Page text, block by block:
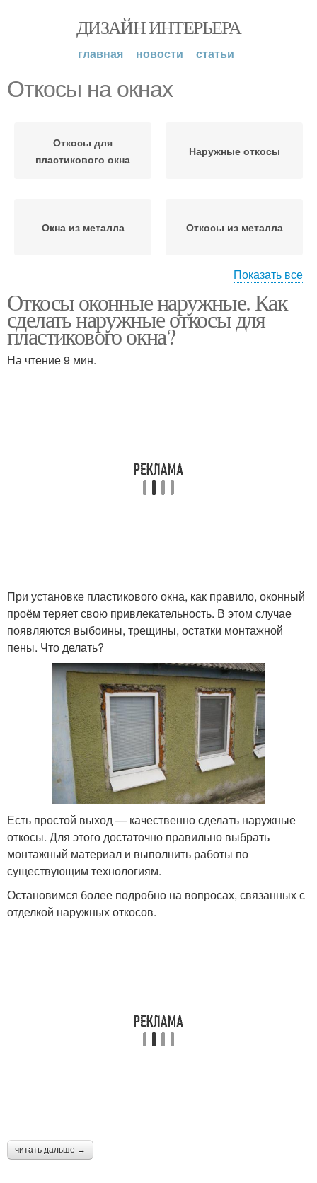
ДИЗАЙН ИНТЕРЬЕРА
главная новости статьи
Откосы на окнах
Откосы для
пластикового окна
Наружные откосы
Окна из металла Откосы из металла
Фасадные откосы Откосы с улицы
Откосы для окон Откосы из гипсокартона
Откосы из штукатурки
Цены на пластиковые
откосы
Откосы из сэндвич-
панелей
Металлические откосы
Материал на оконные
откосы
Окна с внутренней
стороны
Красивые откосы
Показать все
Откосы оконные наружные. Как
сделать наружные откосы для
пластикового окна?
На чтение 9 мин.
При установке пластикового окна, как правило, оконный
проём теряет свою привлекательность. В этом случае
появляются выбоины, трещины, остатки монтажной
пены. Что делать?
Есть простой выход — качественно сделать наружные
откосы. Для этого достаточно правильно выбрать
монтажный материал и выполнить работы по
существующим технологиям.
Остановимся более подробно на вопросах, связанных с
отделкой наружных откосов.
читать дальше →